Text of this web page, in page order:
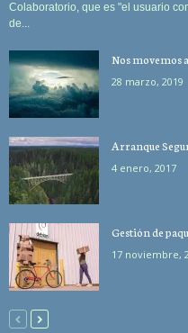
Colaboratorio, que es "el usuario
de...
Nos movemos
28 marzo, 2019
Arranque
4 enero, 2017
Gestión de
17 noviembre,